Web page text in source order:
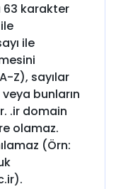
63 karakter
ile
Z), sayılar
bunların
.ir domain
olamaz.
(Örn: